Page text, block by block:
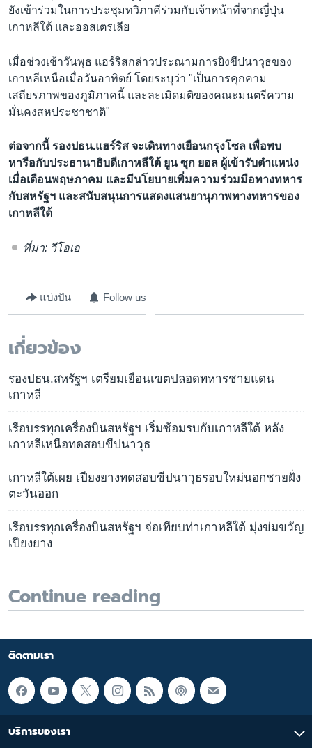
ยังเข้าร่วมในการประชุมทวิภาคีร่วมกับเจ้าหน้าที่จากญี่ปุ่น
เกาหลีใต้ และออสเตรเลีย
เมื่อช่วงเช้าวันพุธ แฮร์ริสกล่าวประณามการยิงขีปนาวุธของ
เกาหลีเหนือเมื่อวันอาทิตย์ โดยระบุว่า "เป็นการคุกคาม
เสถียรภาพของภูมิภาคนี้ และละเมิดมติของคณะมนตรีความ
มั่นคงสหประชาชาติ"
ต่อจากนี้ รองปธน.แฮร์ริส จะเดินทางเยือนกรุงโซล เพื่อพบ
หารือกับประธานาธิบดีเกาหลีใต้ ยูน ซุก ยอล ผู้เข้ารับตำแหน่ง
เมื่อเดือนพฤษภาคม และมีนโยบายเพิ่มความร่วมมือทางทหาร
กับสหรัฐฯ และสนับสนุนการแสดงแสนยานุภาพทางทหารของ
เกาหลีใต้
ที่มา: วีโอเอ
แบ่งปัน Follow us
เกี่ยวข้อง
รองปธน.สหรัฐฯ เตรียมเยือนเขตปลอดทหารชายแดน
เกาหลี
เรือบรรทุกเครื่องบินสหรัฐฯ เริ่มซ้อมรบกับเกาหลีใต้ หลัง
เกาหลีเหนือทดสอบขีปนาวุธ
เกาหลีใต้เผย เปียงยางทดสอบขีปนาวุธรอบใหม่นอกชายฝั่ง
ตะวันออก
เรือบรรทุกเครื่องบินสหรัฐฯ จ่อเทียบท่าเกาหลีใต้ มุ่งข่มขวัญ
เปียงยาง
Continue reading
ติดตามเรา
บริการของเรา